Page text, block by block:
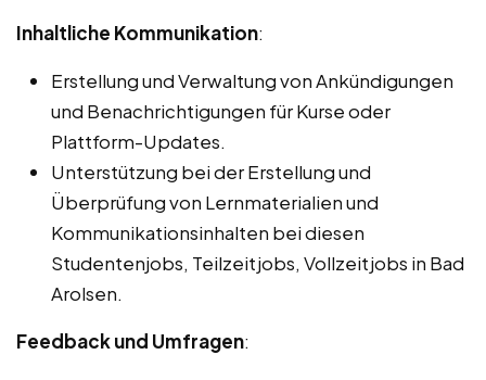
Inhaltliche Kommunikation:
Erstellung und Verwaltung von Ankündigungen
und Benachrichtigungen für Kurse oder
Plattform-Updates.
Unterstützung bei der Erstellung und
Überprüfung von Lernmaterialien und
Kommunikationsinhalten bei diesen
Studentenjobs, Teilzeitjobs, Vollzeitjobs in Bad
Arolsen.
Feedback und Umfragen: